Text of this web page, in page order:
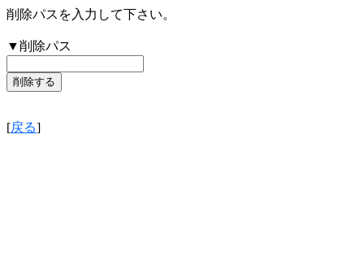
削除パスを入力して下さい。
▼削除パス
[戻る]